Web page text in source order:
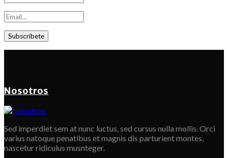
Nosotros
Sed imperdiet sem at nunc luctus, sed cursus nulla mollis. Orci
varius natoque penatibus et magnis dis parturient montes,
nascetur ridiculus musnteger.